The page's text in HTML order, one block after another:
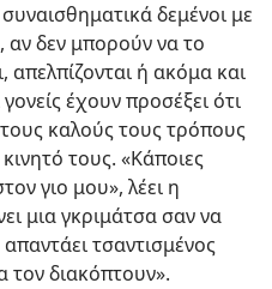
συναισθηματικά δεμένοι με
αν δεν μπορούν να το
απελπίζονται ή ακόμα και
έχουν προσέξει ότι
καλούς τους τρόπους
τους. «Κάποιες
γιο μου», λέει η
μια γκριμάτσα σαν να
τσαντισμένος
τον διακόπτουν».